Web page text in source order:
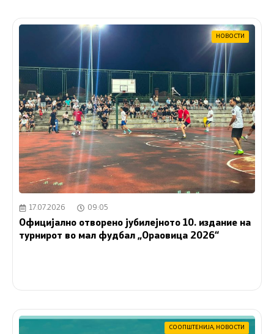
НОВОСТИ
17.07.2026 09:05
Официјално отворено јубилејното 10. издание на
турнирот во мал фудбал „Ораовица 2026“
СООПШТЕНИЈА, НОВОСТИ